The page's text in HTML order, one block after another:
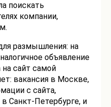
поискать
компании,
размышления: на
объявление
сайт самой
вакансия в Москве,
с сайта,
в Санкт-Петербурге, и